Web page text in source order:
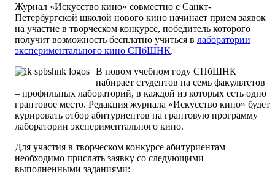
Журнал «Искусство кино» совместно с Санкт-
Петербургской школой нового кино начинает прием заявок
на участие в творческом конкурсе, победитель которого
получит возможность бесплатно учиться в лаборатории
экспериментального кино СПбШНК.
В новом учебном году СПбШНК
набирает студентов на семь факультетов
– профильных лабораторий, в каждой из которых есть одно
грантовое место. Редакция журнала «Искусство кино» будет
курировать отбор абитуриентов на грантовую программу
лаборатории экспериментального кино.
Для участия в творческом конкурсе абитуриентам
необходимо прислать заявку со следующими
выполненными заданиями: